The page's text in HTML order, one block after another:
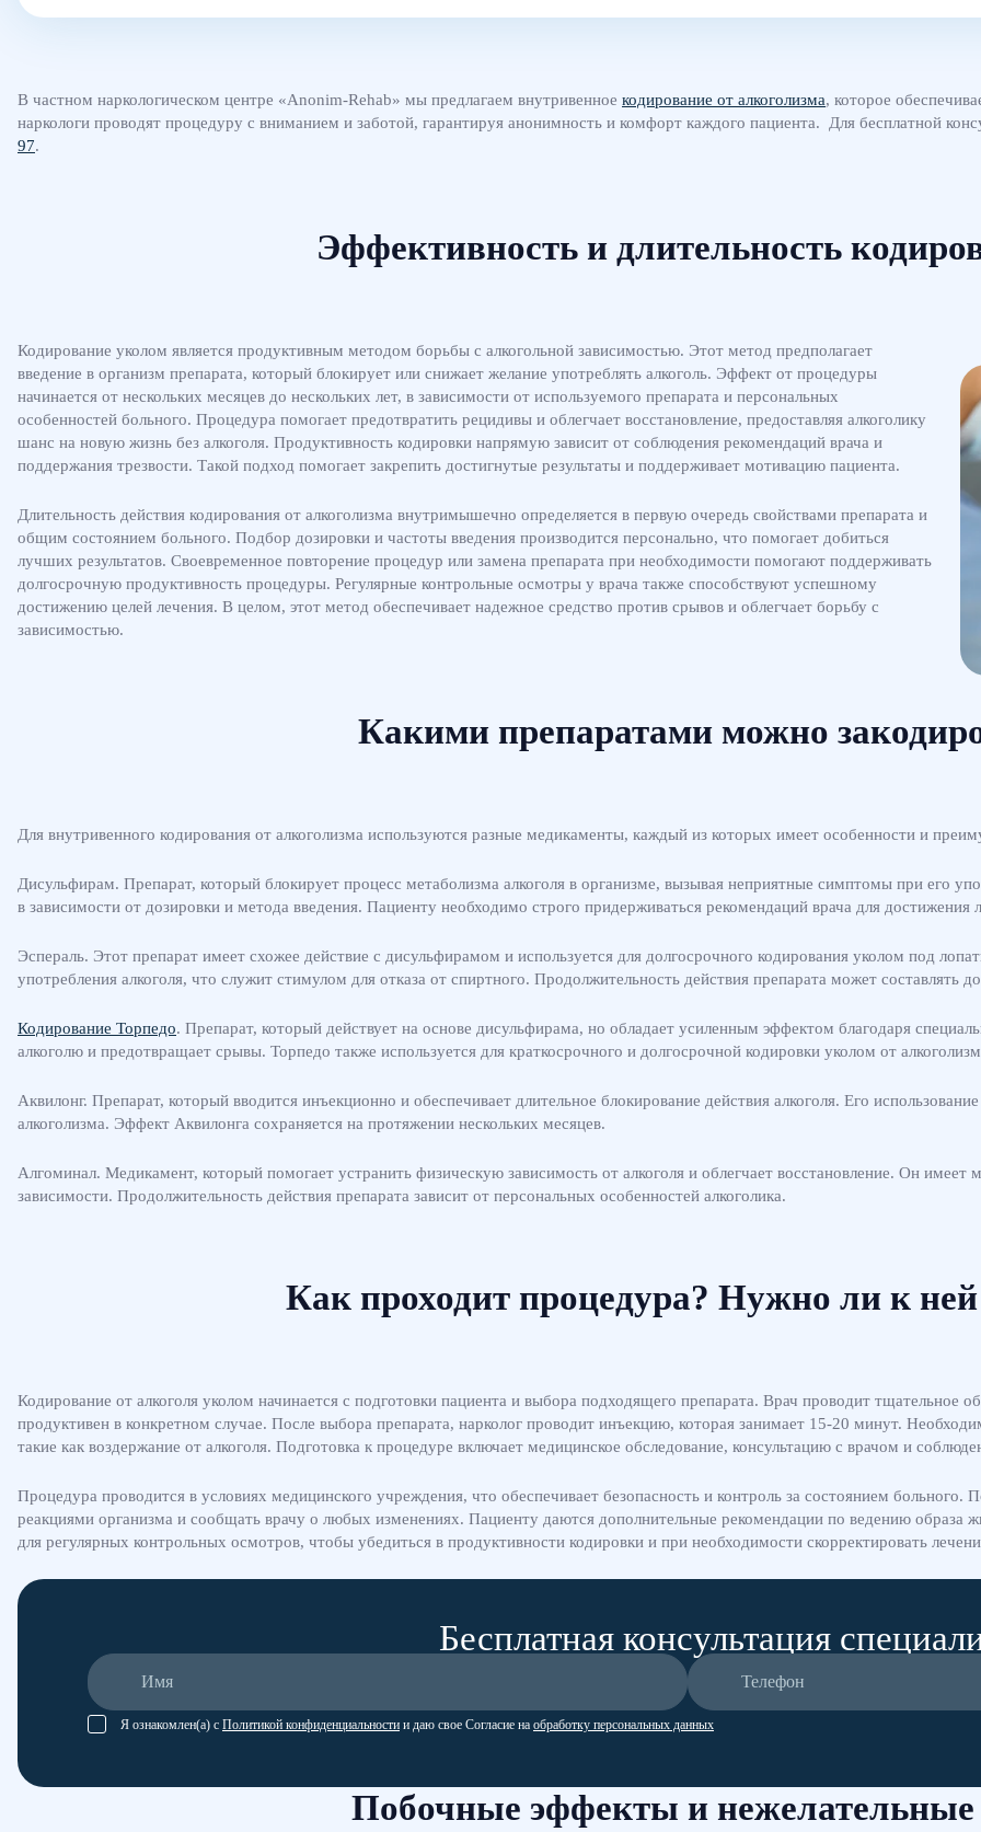
В частном наркологическом центре «Anonim-Rehab» мы предлагаем внутривенное кодирование от алкоголизма, которое
наркологи проводят процедуру с вниманием и заботой, гарантируя анонимность и комфорт каждого пациента. Для бесплатной
97.
Эффективность и длительность
Кодирование уколом является продуктивным методом борьбы с алкогольной зависимостью. Этот метод предполагает
введение в организм препарата, который блокирует или снижает желание употреблять алкоголь. Эффект от процедуры
начинается от нескольких месяцев до нескольких лет, в зависимости от используемого препарата и персональных
особенностей больного. Процедура помогает предотвратить рецидивы и облегчает восстановление, предоставляя алкоголику
шанс на новую жизнь без алкоголя. Продуктивность кодировки напрямую зависит от соблюдения рекомендаций врача и
поддержания трезвости. Такой подход помогает закрепить достигнутые результаты и поддерживает мотивацию пациента.
Длительность действия кодирования от алкоголизма внутримышечно определяется в первую очередь свойствами препарата и
общим состоянием больного. Подбор дозировки и частоты введения производится персонально, что помогает добиться
лучших результатов. Своевременное повторение процедур или замена препарата при необходимости помогают поддерживать
долгосрочную продуктивность процедуры. Регулярные контрольные осмотры у врача также способствуют успешному
достижению целей лечения. В целом, этот метод обеспечивает надежное средство против срывов и облегчает борьбу с
зависимостью.
Какими препаратами можно
Для внутривенного кодирования от алкоголизма используются разные медикаменты, каждый из которых имеет особенности и
Дисульфирам. Препарат, который блокирует процесс метаболизма алкоголя в организме, вызывая неприятные симптомы при его
в зависимости от дозировки и метода введения. Пациенту необходимо строго придерживаться рекомендаций врача для достижения
Эспераль. Этот препарат имеет схожее действие с дисульфирамом и используется для долгосрочного кодирования уколом под
употребления алкоголя, что служит стимулом для отказа от спиртного. Продолжительность действия препарата может составлять
Кодирование Торпедо. Препарат, который действует на основе дисульфирама, но обладает усиленным эффектом благодаря
алкоголю и предотвращает срывы. Торпедо также используется для краткосрочного и долгосрочной кодировки уколом от
Аквилонг. Препарат, который вводится инъекционно и обеспечивает длительное блокирование действия алкоголя. Его
алкоголизма. Эффект Аквилонга сохраняется на протяжении нескольких месяцев.
Алгоминал. Медикамент, который помогает устранить физическую зависимость от алкоголя и облегчает восстановление. Он имеет
зависимости. Продолжительность действия препарата зависит от персональных особенностей алкоголика.
Как проходит процедура? Нужно ли к ней
Кодирование от алкоголя уколом начинается с подготовки пациента и выбора подходящего препарата. Врач проводит тщательное
продуктивен в конкретном случае. После выбора препарата, нарколог проводит инъекцию, которая занимает 15-20 минут.
такие как воздержание от алкоголя. Подготовка к процедуре включает медицинское обследование, консультацию с врачом и
Процедура проводится в условиях медицинского учреждения, что обеспечивает безопасность и контроль за состоянием
реакциями организма и сообщать врачу о любых изменениях. Пациенту даются дополнительные рекомендации по ведению образа
для регулярных контрольных осмотров, чтобы убедиться в продуктивности кодировки и при необходимости скорректировать
Бесплатная консультация
Я ознакомлен(а) с Политикой конфиденциальности и даю свое Согласие на обработку персональных данных
Побочные эффекты и нежелательные